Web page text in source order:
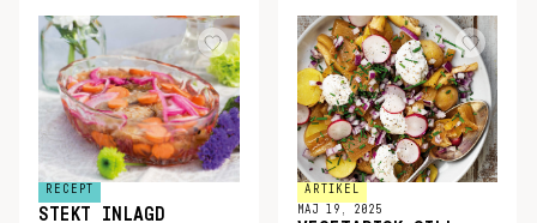
RECEPT
STEKT INLAGD
ARTIKEL
MAJ 19, 2025